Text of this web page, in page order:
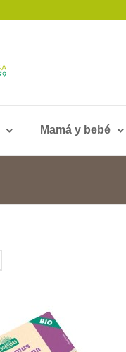
Mamá y bebé